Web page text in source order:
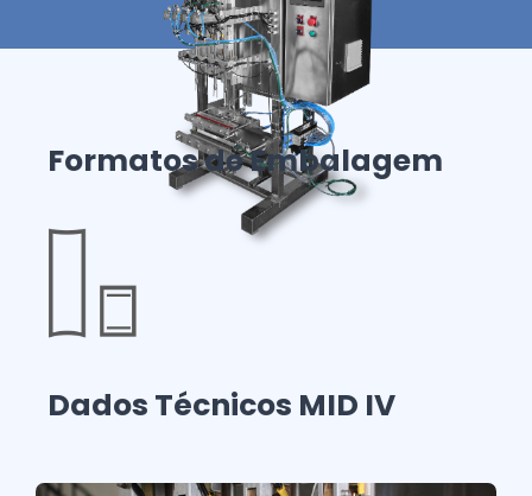
Formatos de Embalagem
Dados Técnicos MID IV